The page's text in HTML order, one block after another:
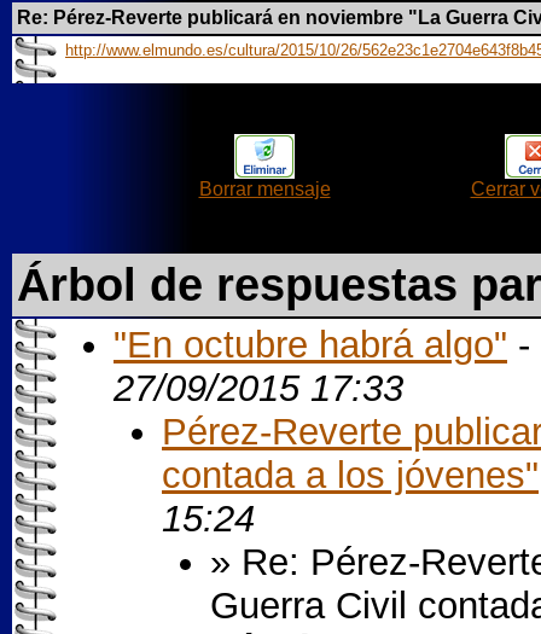
Re: Pérez-Reverte publicará en noviembre "La Guerra
http://www.elmundo.es/cultura/2015/10/26/
Borrar mensaje Cerrar
Árbol de respuestas
"En octubre habrá algo" -
27/09/2015 17:33
Pérez-Reverte
contada a los jóvenes"
15:24
» Re: Pérez-
Guerra Civil